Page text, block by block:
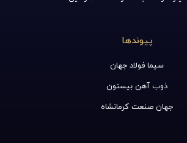
پیوندها
سیما فولاد جهان
ذوب آهن بیستون
جهان صنعت کرمانشاه